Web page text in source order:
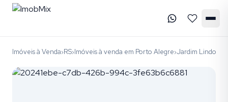
Imóveis à Venda›RS›Imóveis à venda em Porto Alegre›Jardim Lindoia